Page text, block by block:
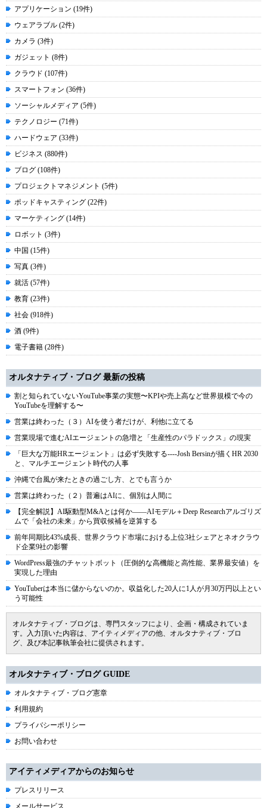
アプリケーション (19件)
ウェアラブル (2件)
カメラ (3件)
ガジェット (8件)
クラウド (107件)
スマートフォン (36件)
ソーシャルメディア (5件)
テクノロジー (71件)
ハードウェア (33件)
ビジネス (880件)
ブログ (108件)
プロジェクトマネジメント (5件)
ポッドキャスティング (22件)
マーケティング (14件)
ロボット (3件)
中国 (15件)
写真 (3件)
就活 (57件)
教育 (23件)
社会 (918件)
酒 (9件)
電子書籍 (28件)
オルタナティブ・ブログ 最新の投稿
割と知られていないYouTube事業の実態〜KPIや売上高など世界規模で今の
YouTubeを理解する〜
営業は終わった（３）AIを使う者だけが、利他に立てる
営業現場で進むAIエージェントの急増と「生産性のパラドックス」の現実
「巨大な万能HRエージェント」は必ず失敗する----Josh Bersinが描くHR 2030
と、マルチエージェント時代の人事
沖縄で台風が来たときの過ごし方、とでも言うか
営業は終わった（２）普遍はAIに、個別は人間に
【完全解説】AI駆動型M&Aとは何か――AIモデル＋Deep Researchアルゴリズ
ムで「会社の未来」から買収候補を逆算する
前年同期比43%成長、世界クラウド市場における上位3社シェアとネオクラウ
ド企業9社の影響
WordPress最強のチャットボット（圧倒的な高機能と高性能、業界最安値）を
実現した理由
YouTuberは本当に儲からないのか。収益化した20人に1人が月30万円以上とい
う可能性
オルタナティブ・ブログは、専門スタッフにより、企画・構成されていま
す。入力頂いた内容は、アイティメディアの他、オルタナティブ・ブロ
グ、及び本記事執筆会社に提供されます。
オルタナティブ・ブログ GUIDE
オルタナティブ・ブログ憲章
利用規約
プライバシーポリシー
お問い合わせ
アイティメディアからのお知らせ
プレスリリース
メールサービス